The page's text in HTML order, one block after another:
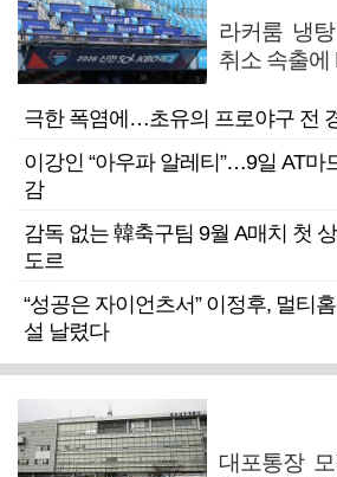
라커룸 냉
취소 속출에
극한 폭염에…초유의 프로야구 전
이강인 “아우파 알레티”…9일 AT마
감
감독 없는 韓축구팀 9월 A매치 첫
도르
“성공은 자이언츠서” 이정후, 멀티
설 날렸다
대포통장